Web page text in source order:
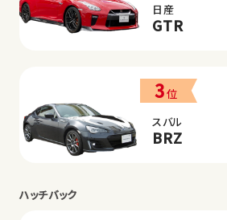
日産
GTR
3位
スバル
BRZ
ハッチバック